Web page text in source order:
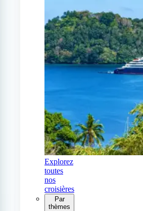
Explorez
toutes
nos
croisières
Par
thèmes